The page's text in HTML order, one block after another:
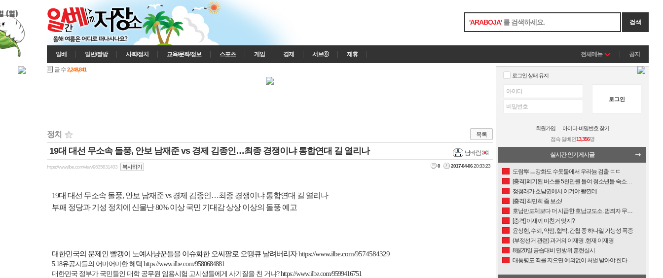
'ARABOJA'를 검색하세요. 검색
일베 일반/짤방 사회/정치 교육/문화/정보 스포츠 게임 경제 서브ⓢ 제휴 전체메뉴 공지
글 수2,248,841
정치 목록
19대 대선 무소속 돌풍, 안보 남재준 vs 경제 김종인…최종 경쟁이냐 통합연대 길 열리나 남바람
https://www.ilbe.com/view/9635831403 복사하기 0 2017-04-0620:33:23
19대 대선 무소속 돌풍, 안보 남재준 vs 경제 김종인…최종 경쟁이냐 통합연대 길 열리나
부패 정당과 기성 정치에 신물난 80% 이상 국민 기대감 상상 이상의 돌풍 예고
대한민국의 문제인 빨갱이 노예사냥꾼들을 이슈화한 오씨팔로 오땡큐 날려버리자https://www.ilbe.com/9574584329
5.18유공자들의 어마어마한 혜택 https://www.ilbe.com/9580684881
대한민국 정부가 국민들인 대학 공무원 임용시험 고시생들에게 사기질을 친 거냐?https://www.ilbe.com/9599416751
로그인 상태 유지
로그인
회원가입
아이디·비밀번호 찾기
접속 일베인13,356명
실시간 인기게시글
인기게시글
도람뿌 ㅡ강화도 수돗물에서 우라늄 검출 ㄷㄷ
[충격] 폐기된 버스를 5천만원 들여 청소년들 숙소로?
정청래가 호남권에서 이겨야 돨낀데
[충격] 최민희 좀 보소!
호남반도체보다 더 시급한 호남교도소. 범죄자 무방비 석방!
[충격] 이새끼 미친거 맞지?
윤상현, 수뢰, 약점, 협박, 간첩 중 하나일 가능성 폭증
(부정선거 관련) 과거의 이재명 .현재 이재명
8월20일 공습대비 민방위 훈련실시
대통령도 죄를 지으면 예외없이 처벌 받아야 한다는 악질 역적 좃재명
(일)